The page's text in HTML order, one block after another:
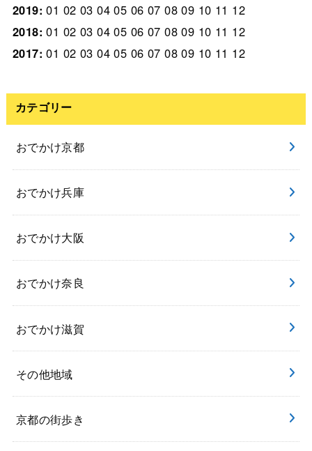
2019:01 02 03 04 05 06 07 08 09 10 11 12
2018:01 02 03 04 05 06 07 08 09 10 11 12
2017:01 02 03 04 05 06 07 08 09 10 11 12
カテゴリー
おでかけ京都
おでかけ兵庫
おでかけ大阪
おでかけ奈良
おでかけ滋賀
その他地域
京都の街歩き